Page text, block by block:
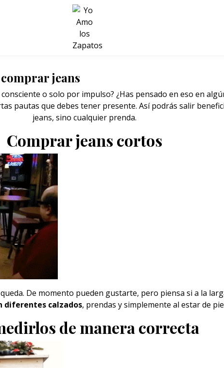
SALUD
jeans
o solo por impulso? ¿Has pensado en eso en
pautas que debes tener presente. Así podrás salir
jeans, sino cualquier prenda.
Comprar jeans cortos
De momento pueden gustarte, pero piensa si a la
diferentes calzados, prendas y simplemente al estar de
de manera correcta